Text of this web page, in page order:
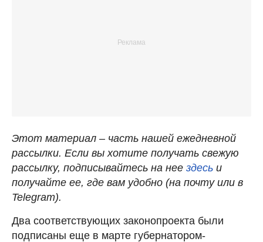
Этот материал – часть нашей ежедневной
рассылки. Если вы хотите получать свежую
рассылку, подписывайтесь на нее здесь и
получайте ее, где вам удобно (на почту или в
Telegram).
Два соответствующих законопроекта были
подписаны еще в марте губернатором-